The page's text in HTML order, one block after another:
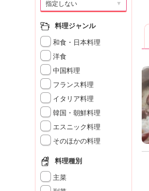
▼
料理ジャンル
和食・日本料理
洋食
中国料理
フランス料理
イタリア料理
韓国・朝鮮料理
エスニック料理
そのほかの料理
料理種別
主菜